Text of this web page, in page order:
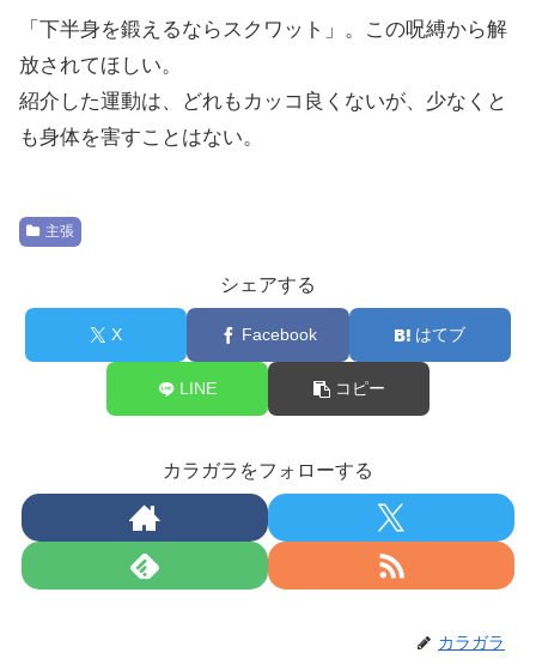
「下半身を鍛えるならスクワット」。この呪縛から解
放されてほしい。
紹介した運動は、どれもカッコ良くないが、少なくと
も身体を害すことはない。
主張
シェアする
X Facebook はてブ
LINE コピー
カラガラをフォローする
カラガラ